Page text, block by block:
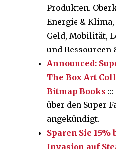
Produkten.
Energie &
Geld, Mobilität,
und Ressourcen
Announced:
The Box Art
Bitmap Books
über den Super
angekündigt.
Sparen Sie 15%
Invasion auf